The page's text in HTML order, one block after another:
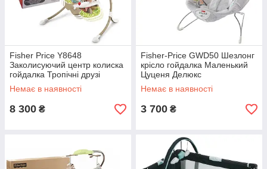
Fisher Price Y8648
Заколисуючий центр колиска
гойдалка Тропічні друзі
Немає в наявності
8 300 ₴
Fisher-Price GWD50 Шезлонг
крісло гойдалка Маленький
Цуценя Делюкс
Немає в наявності
3 700 ₴